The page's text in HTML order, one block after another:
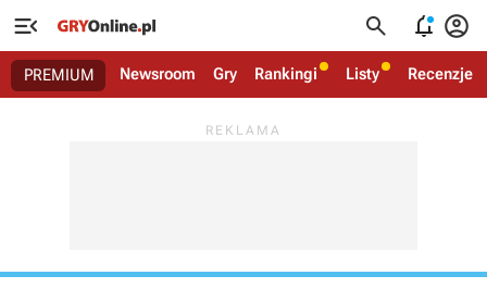
   
PREMIUM Newsroom Gry Rankingi Listy Recenzje